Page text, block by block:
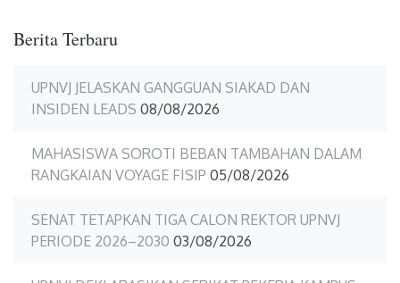
Berita Terbaru
UPNVJ JELASKAN GANGGUAN SIAKAD DAN
INSIDEN LEADS 08/08/2026
MAHASISWA SOROTI BEBAN TAMBAHAN DALAM
RANGKAIAN VOYAGE FISIP 05/08/2026
SENAT TETAPKAN TIGA CALON REKTOR UPNVJ
PERIODE 2026–2030 03/08/2026